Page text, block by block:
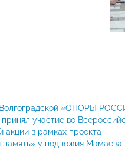
Волгоградской «ОПОРЫ
участие во
акции в рамках проекта
память» у подножия Мамаева